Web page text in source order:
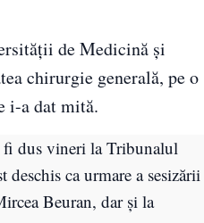
de Medicină şi
chirurgie generală, pe o
i-a dat mită.
fi dus vineri la Tribunalul
ca urmare a sesizării
Beuran, dar şi la